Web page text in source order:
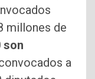
millones de
son
a